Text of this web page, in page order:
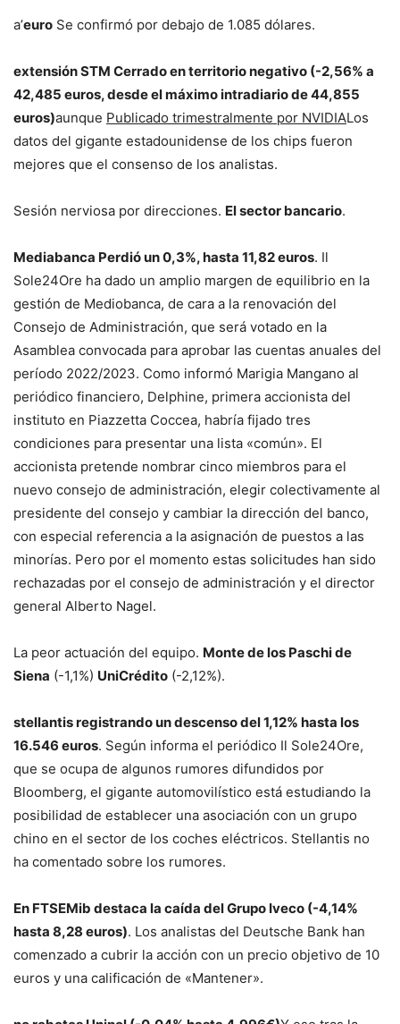
a’euro Se confirmó por debajo de 1.085 dólares.
extensión STM Cerrado en territorio negativo (-2,56% a
42,485 euros, desde el máximo intradiario de 44,855
euros)aunque Publicado trimestralmente por NVIDIALos
datos del gigante estadounidense de los chips fueron
mejores que el consenso de los analistas.
Sesión nerviosa por direcciones. El sector bancario.
Mediabanca Perdió un 0,3%, hasta 11,82 euros. Il
Sole24Ore ha dado un amplio margen de equilibrio en la
gestión de Mediobanca, de cara a la renovación del
Consejo de Administración, que será votado en la
Asamblea convocada para aprobar las cuentas anuales del
período 2022/2023. Como informó Marigia Mangano al
periódico financiero, Delphine, primera accionista del
instituto en Piazzetta Coccea, habría fijado tres
condiciones para presentar una lista «común». El
accionista pretende nombrar cinco miembros para el
nuevo consejo de administración, elegir colectivamente al
presidente del consejo y cambiar la dirección del banco,
con especial referencia a la asignación de puestos a las
minorías. Pero por el momento estas solicitudes han sido
rechazadas por el consejo de administración y el director
general Alberto Nagel.
La peor actuación del equipo. Monte de los Paschi de
Siena (-1,1%) UniCrédito (-2,12%).
stellantisregistrando un descenso del 1,12% hasta los
16.546 euros. Según informa el periódico Il Sole24Ore,
que se ocupa de algunos rumores difundidos por
Bloomberg, el gigante automovilístico está estudiando la
posibilidad de establecer una asociación con un grupo
chino en el sector de los coches eléctricos. Stellantis no
ha comentado sobre los rumores.
En FTSEMib destaca la caída del Grupo Iveco (-4,14%
hasta 8,28 euros). Los analistas del Deutsche Bank han
comenzado a cubrir la acción con un precio objetivo de 10
euros y una calificación de «Mantener».